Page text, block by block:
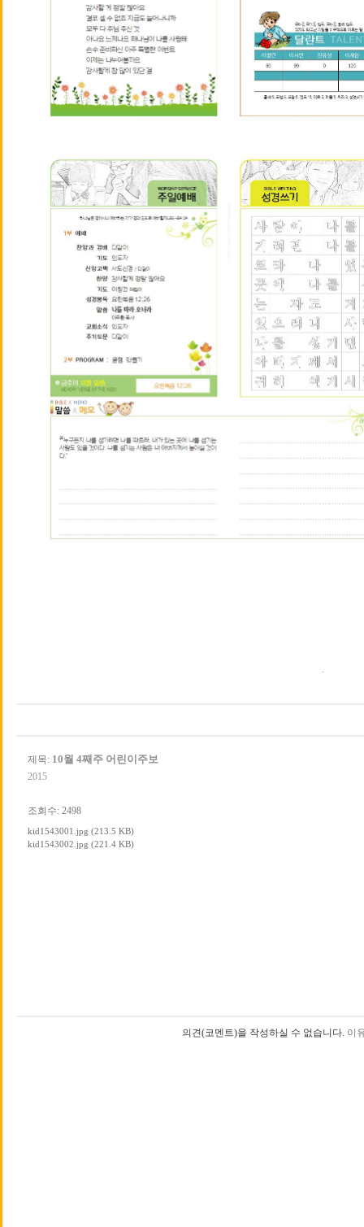
.
제목: 10월 4째주 어린이주보
2015
조회수: 2498
kid1543001.jpg (213.5 KB)
kid1543002.jpg (221.4 KB)
의견(코멘트)을 작성하실 수 없습니다. 이